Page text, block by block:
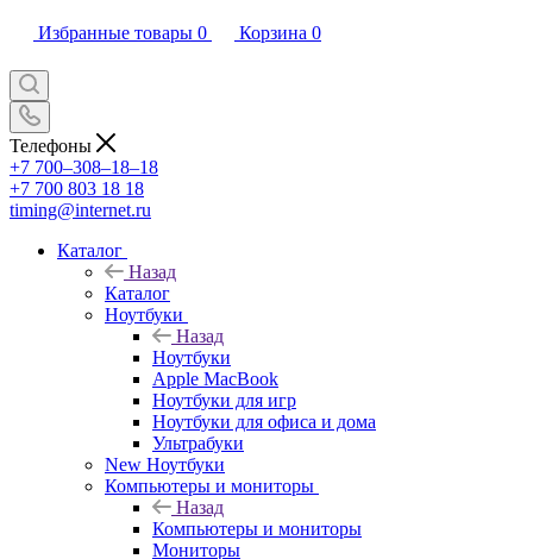
Избранные товары 0 Корзина 0
Телефоны
+7 700‒308‒18‒18
+7 700 803 18 18
timing@internet.ru
Каталог
Назад
Каталог
Ноутбуки
Назад
Ноутбуки
Apple MacBook
Ноутбуки для игр
Ноутбуки для офиса и дома
Ультрабуки
New Ноутбуки
Компьютеры и мониторы
Назад
Компьютеры и мониторы
Мониторы